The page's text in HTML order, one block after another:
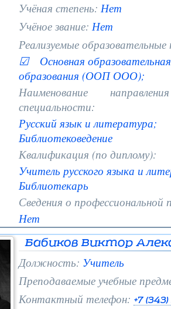
Учёная степень: Нет
Учёное звание: Нет
Реализуемые
☑ Основная
образования (ООП ООО);
Наименование
специальности:
Русский язык и литература;
Библиотековедение
Квалификация (по диплому):
Учитель русского языка и
Библиотекарь
Сведения о профессиональной
Нет
Бабиков Виктор
Должность: Учитель
Преподаваемые учебные
Контактный телефон: +7